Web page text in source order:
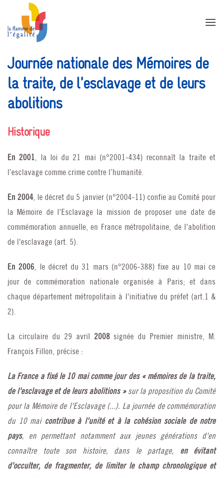
Accéder au contenu principal
Journée nationale des Mémoires de
la traite, de l'esclavage et de leurs
abolitions
Historique
En 2001, la loi du 21 mai (n°2001-434) reconnaît la traite et
l’esclavage comme crime contre l’humanité.
En 2004, le décret du 5 janvier (n°2004-11) confie au Comité pour
la Mémoire de l'Esclavage la mission de proposer une date de
commémoration annuelle, en France métropolitaine, de l'abolition
de l'esclavage (art. 5).
En 2006, le décret du 31 mars (n°2006-388) fixe au 10 mai ce
jour de commémoration nationale organisée à Paris; et dans
chaque département métropolitain à l'initiative du préfet (art.1 &
2).
La circulaire du 29 avril 2008signée du Premier ministre, M.
François Fillon, précise :
La France a fixé le 10 mai comme jour des « mémoires de la traite,
de l'esclavage et de leurs abolitions »sur la proposition du Comité
pour la Mémoire de l'Esclavage (...). La journée de commémoration
du 10 mai contribue à l'unité et à la cohésion sociale de notre
pays, en permettant notamment aux jeunes générations d'en
connaître toute son histoire, dans le partage, en évitant
d'occulter, de fragmenter, de limiter le champ chronologique et